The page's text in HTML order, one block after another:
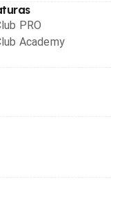
PRO
Academy